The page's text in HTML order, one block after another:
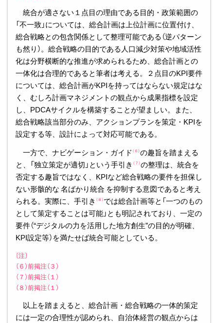
統合が適さない１点目の理由である目的・政策範囲の
「不一致」については、総合計画は上位計画に位置付け、
総合戦略との包含関係として整理可能である（逆パターン
も然り）。総合戦略の目的である人口減少対策や地域活性
化は分野横断的な推進が求められるため、総合計画との
一体化は合理的であると筆者は考える。２点目のKPI要件
については、総合計画がKPIを持ってはならない規定はな
く、むしろ計画マネジメントの観点から成果指標を設定
し、PDCAサイクルを構築することが望ましい。また、
総合戦略該当部分のみ、アクションプランを策定・KPIを
設定する等、設計によって対応可能である。
一方で、ナビゲーション・ガイド （６）の趣旨を踏まえる
と、「独立策定が適切」という手引き （７）の整理は、統合を
否定する趣旨ではなく、KPIなど総合戦略の要件を担保し
ない形骸的な名ばかり統合を抑制する意図であると考え
られる。実際に、手引き （８）では総合計画等と「一つのもの
として策定することは可能」とも明記されており、一定の
要件（“デジタルの力を活用した地方創生”の目的が明確、
KPI設定等）を満たせば統合可能としている。
〔注〕
（６）前掲注（３）
（７）前掲注（１）
（８）前掲注（１）
以上を踏まえると、総合計画・総合戦略の一体的策定
には一定の合理性が認められ、自治体経営の観点からは